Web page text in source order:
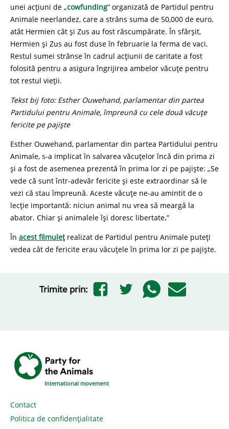
unei acțiuni de „cowfunding” organizată de Partidul pentru
Animale neerlandez, care a strâns suma de 50,000 de euro,
atât Hermien cât și Zus au fost răscumpărate. În sfârșit,
Hermien și Zus au fost duse în februarie la ferma de vaci.
Restul sumei strânse în cadrul acțiunii de caritate a fost
folosită pentru a asigura îngrijirea ambelor văcuțe pentru
tot restul vieții.
Tekst bij foto: Esther Ouwehand, parlamentar din partea
Partidului pentru Animale, împreună cu cele două văcuțe
fericite pe pajiște
Esther Ouwehand, parlamentar din partea Partidului pentru
Animale, s-a implicat în salvarea văcuțelor încă din prima zi
și a fost de asemenea prezentă în prima lor zi pe pajiște: „Se
vede că sunt într-adevăr fericite și este extraordinar să le
vezi că stau împreună. Aceste văcuțe ne-au amintit de o
lecție importantă: niciun animal nu vrea să meargă la
abator. Chiar și animalele își doresc libertate.”
În acest filmuleț realizat de Partidul pentru Animale puteți
vedea cât de fericite erau văcuțele în prima lor zi pe pajiște.
Trimite prin:
International movement
Contact
Politica de confidențialitate